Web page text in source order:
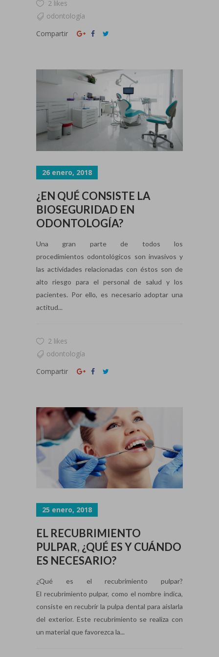
2 likes
odontología
Compartir
26 enero, 2018
¿EN QUÉ CONSISTE LA
BIOSEGURIDAD EN
ODONTOLOGÍA?
Una gran parte de todos los
procedimientos odontológicos son invasivos y
las actividades relacionadas con éstos son de
alto riesgo para el personal de salud y los
pacientes. Por ello, es necesario adoptar una
actitud...
2 likes
odontología
Compartir
25 enero, 2018
EL RECUBRIMIENTO
PULPAR, ¿QUÉ ES Y CUÁNDO
ES NECESARIO?
¿Qué es el recubrimiento pulpar?
El recubrimiento pulpar, como el nombre indica,
consiste en recubrir la pulpa dental para aislarla
del exterior. Este recubrimiento se realiza con
un material que favorezca la...